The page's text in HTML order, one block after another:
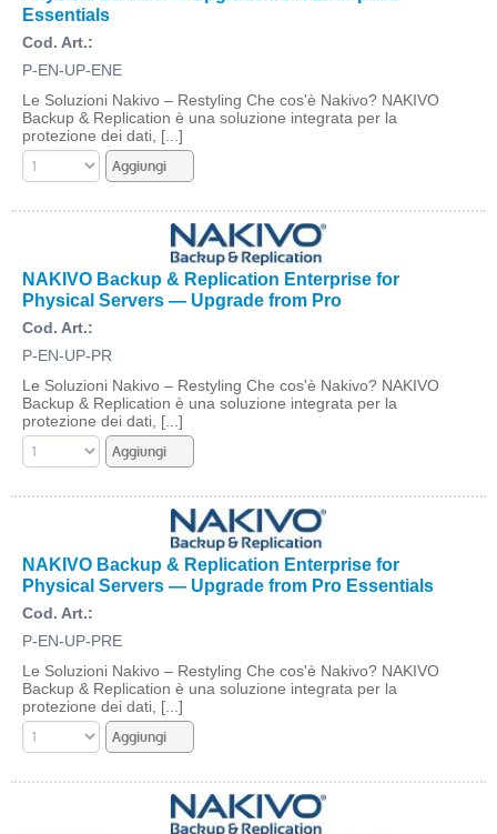
Essentials
Cod. Art.:
P-EN-UP-ENE
Le Soluzioni Nakivo – Restyling Che cos'è Nakivo? NAKIVO
Backup & Replication è una soluzione integrata per la
protezione dei dati, [...]
NAKIVO Backup & Replication Enterprise for
Physical Servers — Upgrade from Pro
Cod. Art.:
P-EN-UP-PR
Le Soluzioni Nakivo – Restyling Che cos'è Nakivo? NAKIVO
Backup & Replication è una soluzione integrata per la
protezione dei dati, [...]
NAKIVO Backup & Replication Enterprise for
Physical Servers — Upgrade from Pro Essentials
Cod. Art.:
P-EN-UP-PRE
Le Soluzioni Nakivo – Restyling Che cos'è Nakivo? NAKIVO
Backup & Replication è una soluzione integrata per la
protezione dei dati, [...]